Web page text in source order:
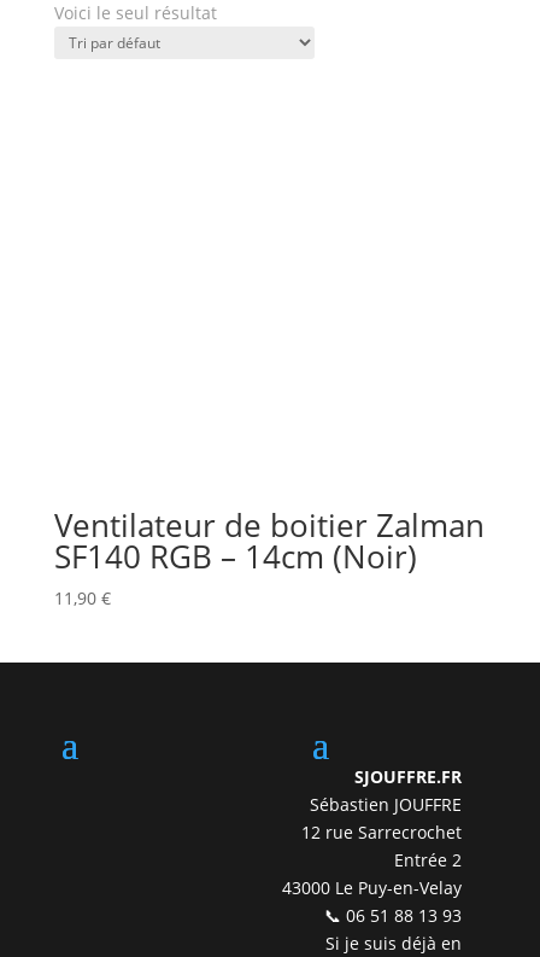
Voici le seul résultat
Ventilateur de boitier Zalman
SF140 RGB – 14cm (Noir)
11,90 €
SJOUFFRE.FR
Sébastien JOUFFRE
12 rue Sarrecrochet
Entrée 2
43000 Le Puy-en-Velay
📞 06 51 88 13 93
Si je suis déjà en